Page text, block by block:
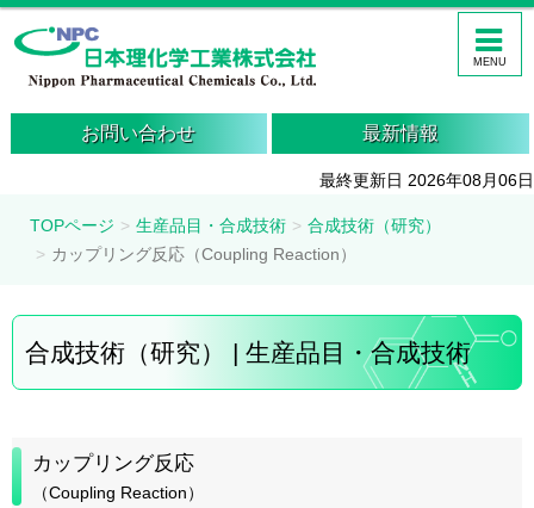
お問い合わせ 最新情報
最終更新日 2026年08月06日
TOPページ 生産品目・合成技術
合成技術（研究）
カップリング反応（Coupling Reaction）
合成技術（研究） | 生産品目・合成技術
カップリング反応
（Coupling Reaction）
MENU